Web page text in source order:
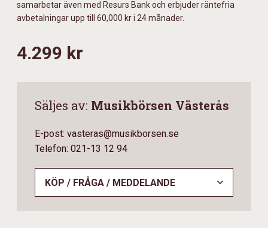
samarbetar även med Resurs Bank och erbjuder räntefria
avbetalningar upp till 60,000 kr i 24 månader.
4.299 kr
Säljes av: Musikbörsen Västerås
E-post: vasteras@musikborsen.se
Telefon: 021-13 12 94
KÖP / FRÅGA / MEDDELANDE